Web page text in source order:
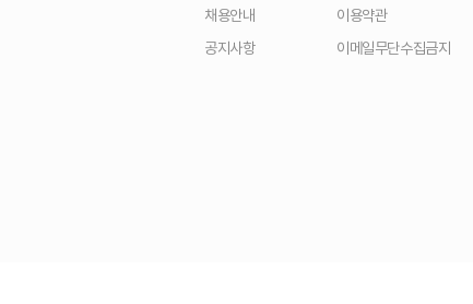
채용안내
공지사항
이용약관
이메일무단수집금지